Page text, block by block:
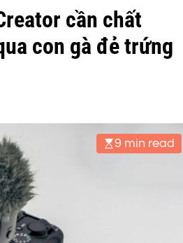
cần chất
con gà đẻ trứng
9 min read